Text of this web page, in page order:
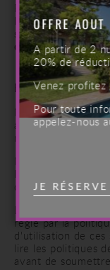
OFFRE AOUT
A partir de 2
20% de
Venez profitez
Pour toute
appelez-nous
JE
Pour plus
les cookies et la
site de la Cnil :
outils-pour-les-
E - LIENS VERS
Nos sites: site
applications
redirigeant vers
données et
régie par la
d'utilisation de ces
lire les politiques
avant de